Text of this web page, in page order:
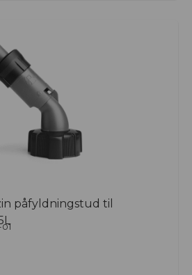
påfyldningstud til